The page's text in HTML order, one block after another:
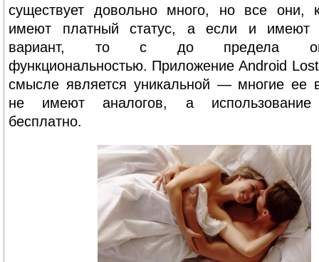
существует довольно много, но все они,
имеют платный статус, а если и имеют
вариант, то с до предела
функциональностью. Приложение Android
смысле является уникальной — многие ее
не имеют аналогов, а использование
бесплатно.